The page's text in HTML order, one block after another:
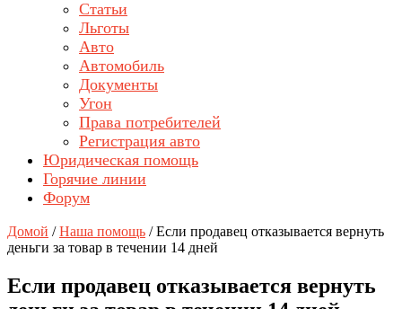
Статьи
Льготы
Авто
Автомобиль
Документы
Угон
Права потребителей
Регистрация авто
Юридическая помощь
Горячие линии
Форум
Домой / Наша помощь / Если продавец отказывается вернуть
деньги за товар в течении 14 дней
Если продавец отказывается вернуть